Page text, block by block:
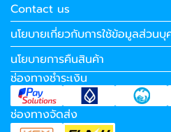
Contact us
นโยบายเกี่ยวกับการใช้ข้อมูลส่วนบุ
นโยบายการคืนสินค้า
ช่องทางชำระเงิน
ช่องทางจัดส่ง